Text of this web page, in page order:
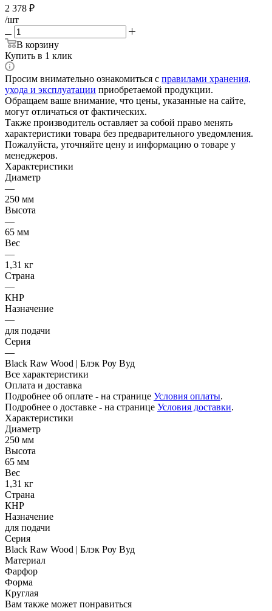
2 378 ₽
/шт
В корзину
Купить в 1 клик
Просим внимательно ознакомиться с правилами хранения,
ухода и эксплуатации приобретаемой продукции.
Обращаем ваше внимание, что цены, указанные на сайте,
могут отличаться от фактических.
Также производитель оставляет за собой право менять
характеристики товара без предварительного уведомления.
Пожалуйста, уточняйте цену и информацию о товаре у
менеджеров.
Характеристики
Диаметр
—
250 мм
Высота
—
65 мм
Вес
—
1,31 кг
Страна
—
КНР
Назначение
—
для подачи
Серия
—
Black Raw Wood | Блэк Роу Вуд
Все характеристики
Оплата и доставка
Подробнее об оплате - на странице Условия оплаты.
Подробнее о доставке - на странице Условия доставки.
Характеристики
Диаметр
250 мм
Высота
65 мм
Вес
1,31 кг
Страна
КНР
Назначение
для подачи
Серия
Black Raw Wood | Блэк Роу Вуд
Материал
Фарфор
Форма
Круглая
Вам также может понравиться